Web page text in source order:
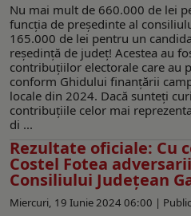
Nu mai mult de 660.000 de lei
funcția de președinte al
165.000 de lei pentru un
reședință de județ! Acestea au
contribuțiilor electorale care au
conform Ghidului finanțării
locale din 2024. Dacă sunteți
contribuțiile celor mai
di ...
Rezultate oficiale: Cu
Costel Fotea
Consiliului Judeţean
Miercuri, 19 Iunie 2024 06:00 |